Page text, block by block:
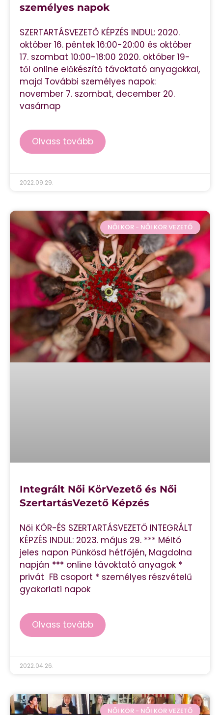
személyes napok
SZERTARTÁSVEZETŐ KÉPZÉS INDUL: 2020.
október 16. péntek 16:00-20:00 és október
17. szombat 10:00-18:00 2020. október 19-
től online előkészítő távoktató anyagokkal,
majd További személyes napok:
november 7. szombat, december 20.
vasárnap
Olvass tovább
2022.09.29.
NŐI KÖR - NŐI KÖR VEZETŐ
Integrált Női KörVezető és Női
SzertartásVezető Képzés
Női KÖR-ÉS SZERTARTÁSVEZETŐ INTEGRÁLT
KÉPZÉS INDUL: 2023. május 29. *** Méltó
jeles napon Pünkösd hétfőjén, Magdolna
napján *** online távoktató anyagok *
privát FB csoport * személyes részvételű
gyakorlati napok
Olvass tovább
2022.04.26.
NŐI KÖR - NŐI KÖR VEZETŐ